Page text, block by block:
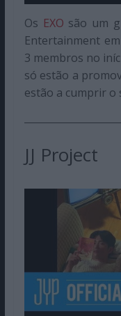
Os EXO são um
Entertainment
3 membros no
só estão a
estão a cumprir o
JJ Project